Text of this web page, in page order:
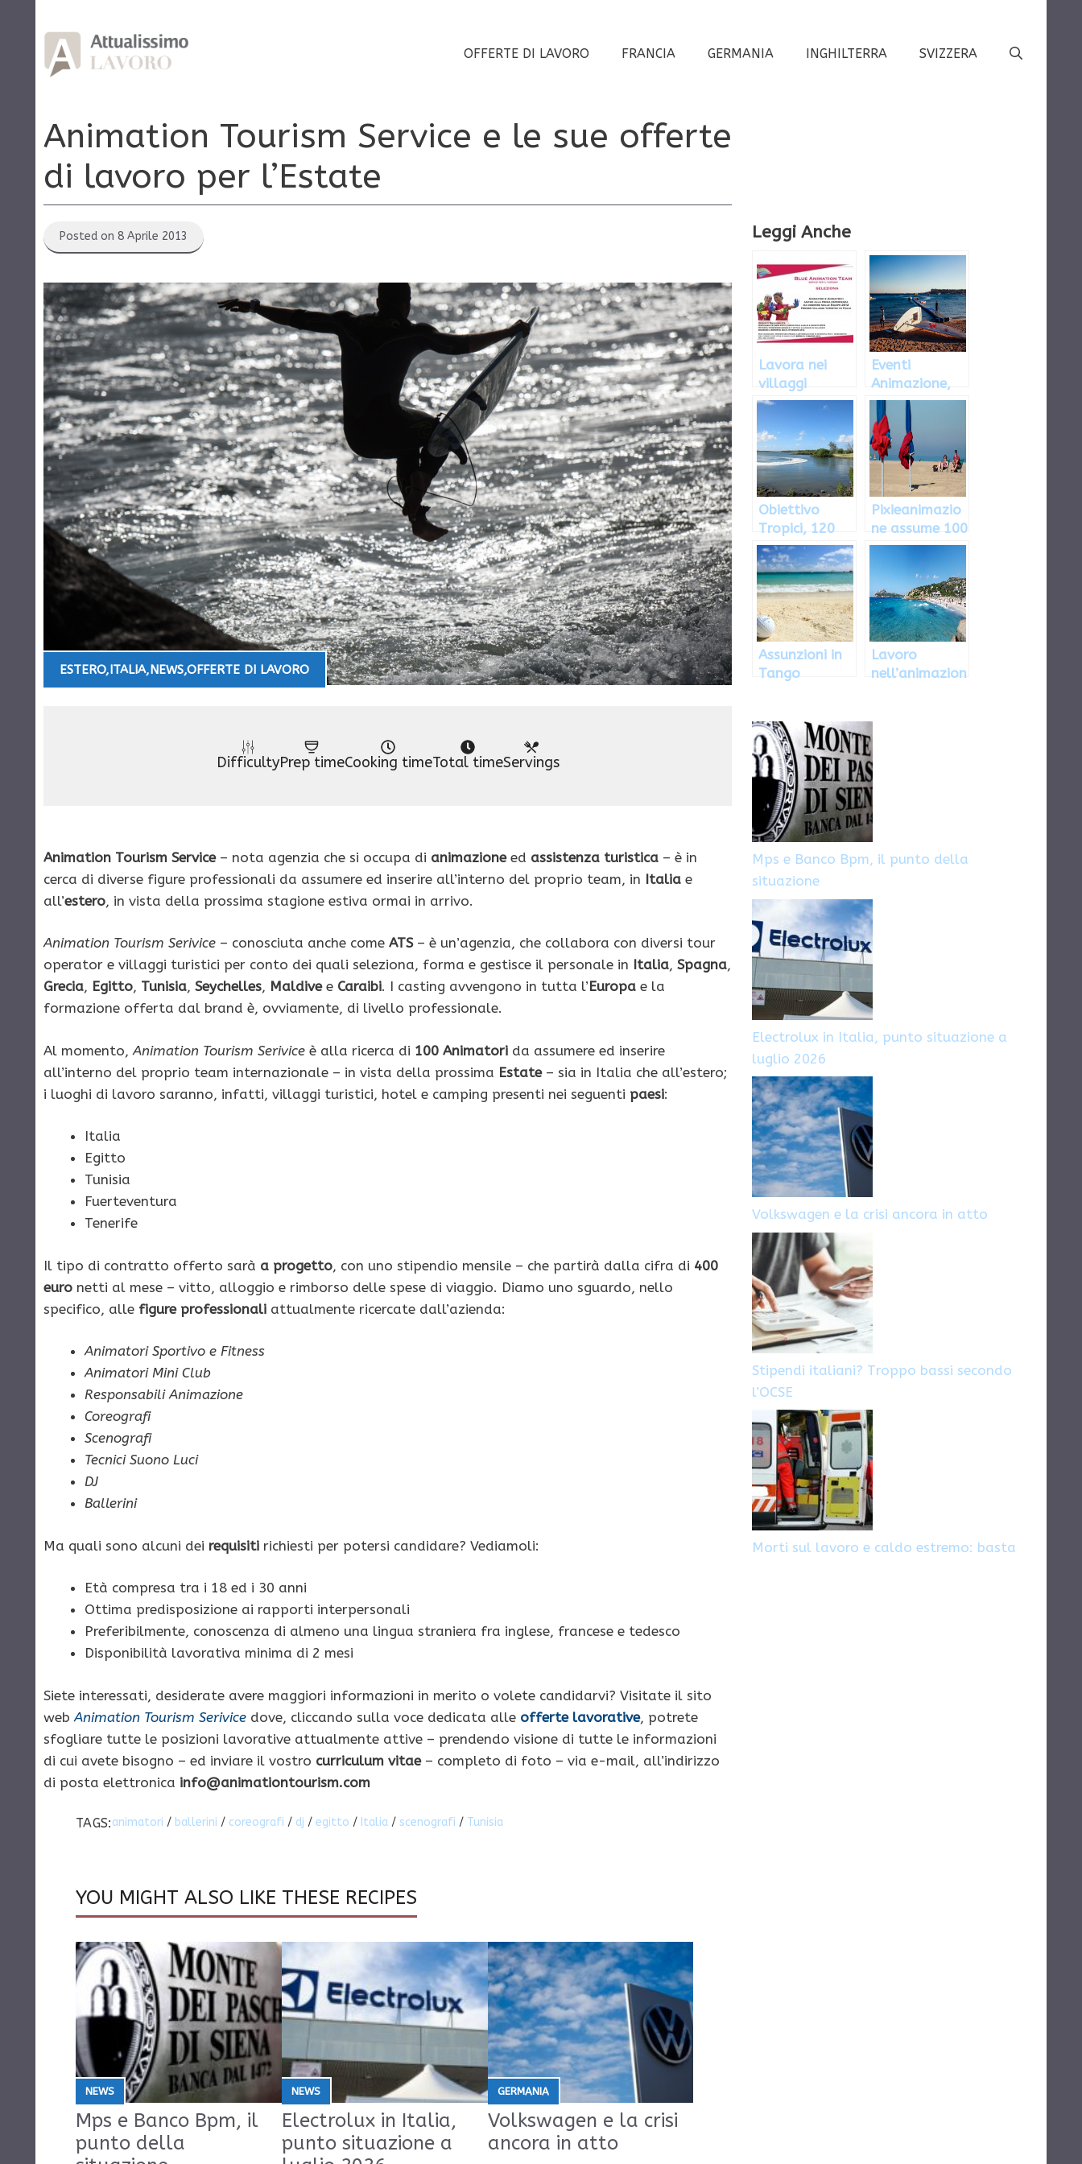
contenuto
OFFERTE DI LAVORO FRANCIA GERMANIA INGHILTERRA SVIZZERA
Animation Tourism Service e le sue offerte
di lavoro per l’Estate
Posted on 8 Aprile 2013
ESTERO,ITALIA,NEWS,OFFERTE DI LAVORO
DifficultyPrep timeCooking timeTotal timeServings
Animation Tourism Service– nota agenzia che si occupa di animazioneed assistenza turistica – è in
cerca di diverse figure professionali da assumere ed inserire all’interno del proprio team, in Italia e
all’estero, in vista della prossima stagione estiva ormai in arrivo.
Animation Tourism Serivice – conosciuta anche come ATS– è un’agenzia, che collabora con diversi tour
operator e villaggi turistici per conto dei quali seleziona, forma e gestisce il personale in Italia, Spagna,
Grecia, Egitto, Tunisia, Seychelles, Maldivee Caraibi. I casting avvengono in tutta l’Europa e la
formazione offerta dal brand è, ovviamente, di livello professionale.
Al momento,Animation Tourism Serivice è alla ricerca di 100 Animatori da assumere ed inserire
all’interno del proprio team internazionale – in vista della prossima Estate– sia in Italia che all’estero;
i luoghi di lavoro saranno, infatti, villaggi turistici, hotel e camping presenti nei seguenti paesi:
Italia
Egitto
Tunisia
Fuerteventura
Tenerife
Il tipo di contratto offerto sarà a progetto, con uno stipendio mensile – che partirà dalla cifra di 400
euro netti al mese – vitto, alloggio e rimborso delle spese di viaggio. Diamo uno sguardo, nello
specifico, alle figure professionali attualmente ricercate dall’azienda:
Animatori Sportivo e Fitness
Animatori Mini Club
Responsabili Animazione
Coreografi
Scenografi
Tecnici Suono Luci
DJ
Ballerini
Ma quali sono alcuni dei requisiti richiesti per potersi candidare? Vediamoli:
Età compresa tra i 18 ed i 30 anni
Ottima predisposizione ai rapporti interpersonali
Preferibilmente, conoscenza di almeno una lingua straniera fra inglese, francese e tedesco
Disponibilità lavorativa minima di 2 mesi
Siete interessati, desiderate avere maggiori informazioni in merito o volete candidarvi? Visitate il sito
webAnimation Tourism Serivice dove, cliccando sulla voce dedicata alle offerte lavorative, potrete
sfogliare tutte le posizioni lavorative attualmente attive – prendendo visione di tutte le informazioni
di cui avete bisogno – ed inviare il vostro curriculum vitae– completo di foto – via e-mail, all’indirizzo
di posta elettronica info@animationtourism.com
TAGS:animatori / ballerini / coreografi / dj / egitto / Italia/ scenografi / Tunisia
YOU MIGHT ALSO LIKE THESE RECIPES
NEWS
Mps e Banco Bpm, il
punto della
NEWS
Electrolux in Italia,
punto situazione a
GERMANIA
Volkswagen e la crisi
ancora in atto
Leggi Anche
Lavora nei
villaggi
turistici con
Animation
Team
Eventi
Animazione,
lavoro per
animatori:
come e dove
inviare il CV
Obiettivo
Tropici, 120
animatori:
come inviare il
curriculum
vitae
Pixieanimazio
ne assume 100
animatori nel
2013: come
fare richiesta
Assunzioni in
Tango
candidarsi ed
inviare il CV
Lavoro
nell’animazion
Mps e Banco Bpm, il punto della
situazione
Electrolux in Italia, punto situazione a
luglio 2026
Volkswagen e la crisi ancora in atto
Stipendi italiani? Troppo bassi secondo
l’OCSE
Morti sul lavoro e caldo estremo: basta